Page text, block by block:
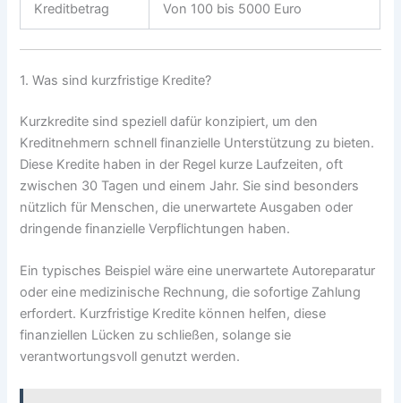
Kreditbetrag Von 100 bis 5000 Euro
1. Was sind kurzfristige Kredite?
Kurzkredite sind speziell dafür konzipiert, um den
Kreditnehmern schnell finanzielle Unterstützung zu bieten.
Diese Kredite haben in der Regel kurze Laufzeiten, oft
zwischen 30 Tagen und einem Jahr. Sie sind besonders
nützlich für Menschen, die unerwartete Ausgaben oder
dringende finanzielle Verpflichtungen haben.
Ein typisches Beispiel wäre eine unerwartete Autoreparatur
oder eine medizinische Rechnung, die sofortige Zahlung
erfordert. Kurzfristige Kredite können helfen, diese
finanziellen Lücken zu schließen, solange sie
verantwortungsvoll genutzt werden.